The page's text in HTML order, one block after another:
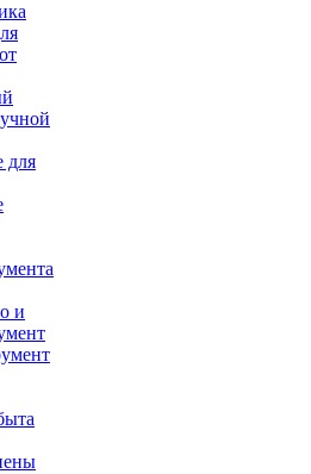
для
и